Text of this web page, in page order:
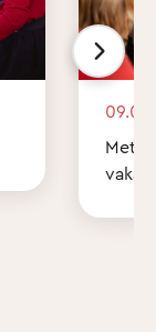
09.00
Met